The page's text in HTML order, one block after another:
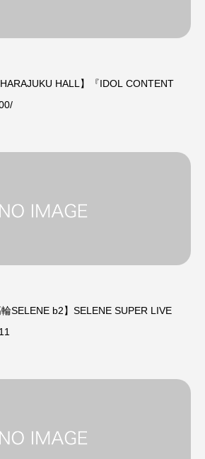
HALL】『IDOL CONTENT
SELENE b2】SELENE SUPER LIVE